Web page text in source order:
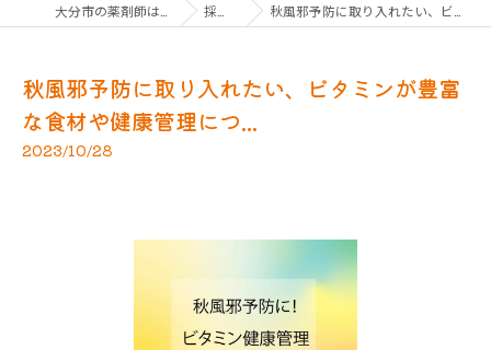
採用ブログ 秋風邪予防に取り入れたい、ビタミンが豊富な食材や健康管理につ...
秋風邪予防に取り入れたい、ビタミンが豊富
な食材や健康管理につ...
2023/10/28